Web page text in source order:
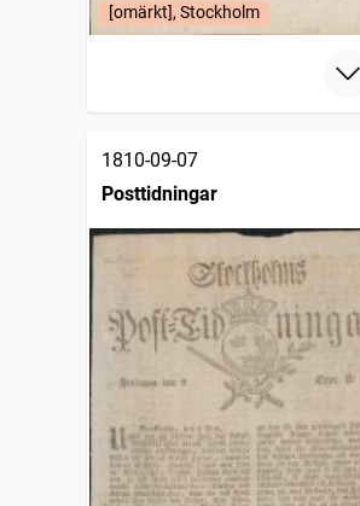
[omärkt], Stockholm
1810-09-07
Posttidningar